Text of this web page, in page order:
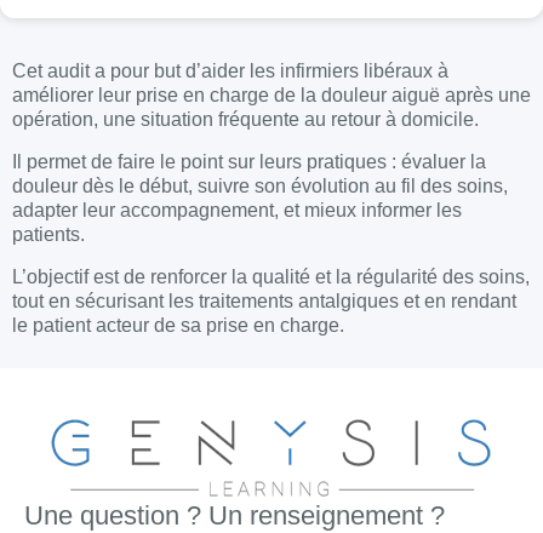
Cet audit a pour but d’aider les infirmiers libéraux à
améliorer leur prise en charge de la douleur aiguë après une
opération, une situation fréquente au retour à domicile.
Il permet de faire le point sur leurs pratiques : évaluer la
douleur dès le début, suivre son évolution au fil des soins,
adapter leur accompagnement, et mieux informer les
patients.
L’objectif est de renforcer la qualité et la régularité des soins,
tout en sécurisant les traitements antalgiques et en rendant
le patient acteur de sa prise en charge.
Une question ? Un renseignement ?